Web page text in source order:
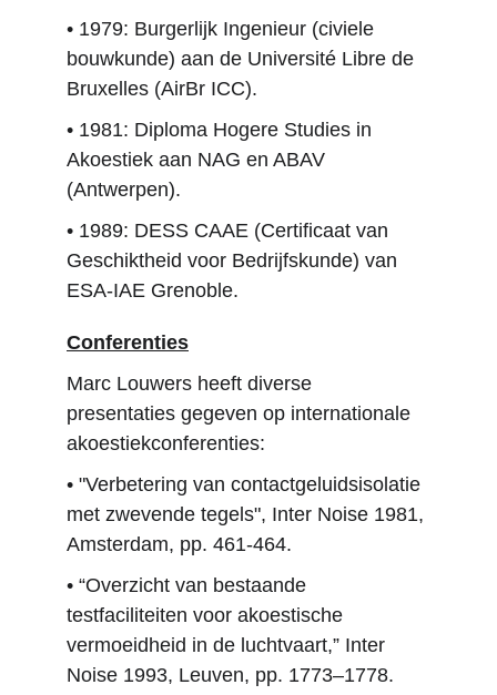
• 1979: Burgerlijk Ingenieur (civiele
bouwkunde) aan de Université Libre de
Bruxelles (AirBr ICC).
• 1981: Diploma Hogere Studies in
Akoestiek aan NAG en ABAV
(Antwerpen).
• 1989: DESS CAAE (Certificaat van
Geschiktheid voor Bedrijfskunde) van
ESA-IAE Grenoble.
Conferenties
Marc Louwers heeft diverse
presentaties gegeven op internationale
akoestiekconferenties:
• "Verbetering van contactgeluidsisolatie
met zwevende tegels", Inter Noise 1981,
Amsterdam, pp. 461-464.
• “Overzicht van bestaande
testfaciliteiten voor akoestische
vermoeidheid in de luchtvaart,” Inter
Noise 1993, Leuven, pp. 1773–1778.